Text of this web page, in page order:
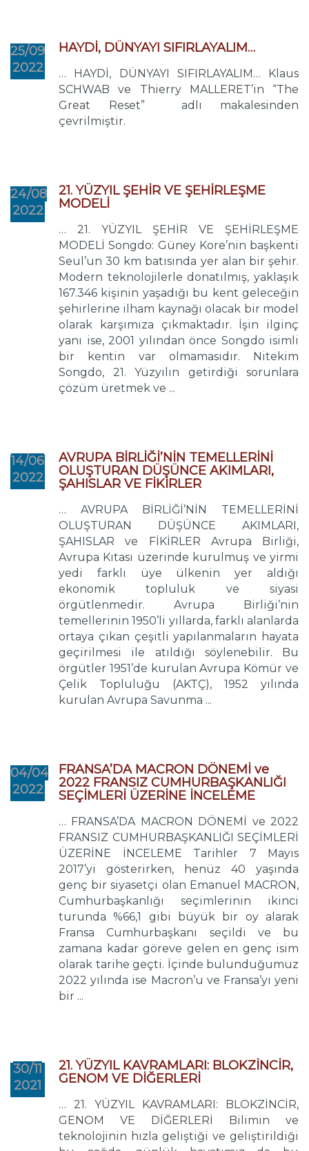
25/09
2022
HAYDİ, DÜNYAYI SIFIRLAYALIM…
… HAYDİ, DÜNYAYI SIFIRLAYALIM… Klaus
SCHWAB ve Thierry MALLERET’in “The
Great Reset” adlı makalesinden
çevrilmiştir.
24/08
2022
21. YÜZYIL ŞEHİR VE ŞEHİRLEŞME
MODELİ
… 21. YÜZYIL ŞEHİR VE ŞEHİRLEŞME
MODELİ Songdo: Güney Kore’nin başkenti
Seul’un 30 km batısında yer alan bir şehir.
Modern teknolojilerle donatılmış, yaklaşık
167.346 kişinin yaşadığı bu kent geleceğin
şehirlerine ilham kaynağı olacak bir model
olarak karşımıza çıkmaktadır. İşin ilginç
yanı ise, 2001 yılından önce Songdo isimli
bir kentin var olmamasıdır. Nitekim
Songdo, 21. Yüzyılın getirdiği sorunlara
çözüm üretmek ve ...
14/06
2022
AVRUPA BİRLİĞİ’NİN TEMELLERİNİ
OLUŞTURAN DÜŞÜNCE AKIMLARI,
ŞAHISLAR VE FİKİRLER
… AVRUPA BİRLİĞİ’NİN TEMELLERİNİ
OLUŞTURAN DÜŞÜNCE AKIMLARI,
ŞAHISLAR ve FİKİRLER Avrupa Birliği,
Avrupa Kıtası üzerinde kurulmuş ve yirmi
yedi farklı üye ülkenin yer aldığı
ekonomik topluluk ve siyasi
örgütlenmedir. Avrupa Birliği’nin
temellerinin 1950’li yıllarda, farklı alanlarda
ortaya çıkan çeşitli yapılanmaların hayata
geçirilmesi ile atıldığı söylenebilir. Bu
örgütler 1951’de kurulan Avrupa Kömür ve
Çelik Topluluğu (AKTÇ), 1952 yılında
kurulan Avrupa Savunma ...
04/04
2022
FRANSA’DA MACRON DÖNEMİ ve
2022 FRANSIZ CUMHURBAŞKANLIĞI
SEÇİMLERİ ÜZERİNE İNCELEME
… FRANSA’DA MACRON DÖNEMİ ve 2022
FRANSIZ CUMHURBAŞKANLIĞI SEÇİMLERİ
ÜZERİNE İNCELEME Tarihler 7 Mayıs
2017’yi gösterirken, henüz 40 yaşında
genç bir siyasetçi olan Emanuel MACRON,
Cumhurbaşkanlığı seçimlerinin ikinci
turunda %66,1 gibi büyük bir oy alarak
Fransa Cumhurbaşkanı seçildi ve bu
zamana kadar göreve gelen en genç isim
olarak tarihe geçti. İçinde bulunduğumuz
2022 yılında ise Macron’u ve Fransa’yı yeni
bir ...
30/11
2021
21. YÜZYIL KAVRAMLARI: BLOKZİNCİR,
GENOM VE DİĞERLERİ
… 21. YÜZYIL KAVRAMLARI: BLOKZİNCİR,
GENOM VE DİĞERLERİ Bilimin ve
teknolojinin hızla geliştiği ve geliştirildiği